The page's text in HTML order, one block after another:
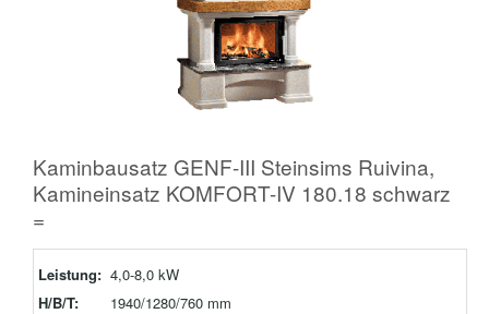
Kaminbausatz GENF-III Steinsims Ruivina,
Kamineinsatz KOMFORT-IV 180.18 schwarz
=
Leistung: 4,0-8,0 kW
H/B/T:
1940/1280/760 mm